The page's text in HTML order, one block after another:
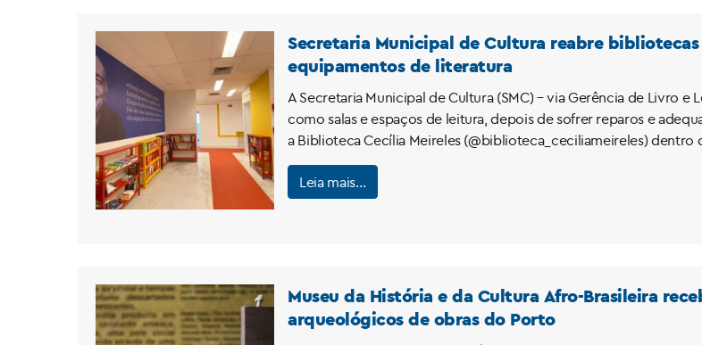
Secretaria Municipal de Cultura reabre
equipamentos de literatura
A Secretaria Municipal de Cultura (SMC) – via Gerência de Livro
como salas e espaços de leitura, depois de sofrer reparos e
a Biblioteca Cecília Meireles (@biblioteca_ceciliameireles) dentro
Leia mais…
Museu da História e da Cultura Afro-Brasileira
arqueológicos de obras do Porto